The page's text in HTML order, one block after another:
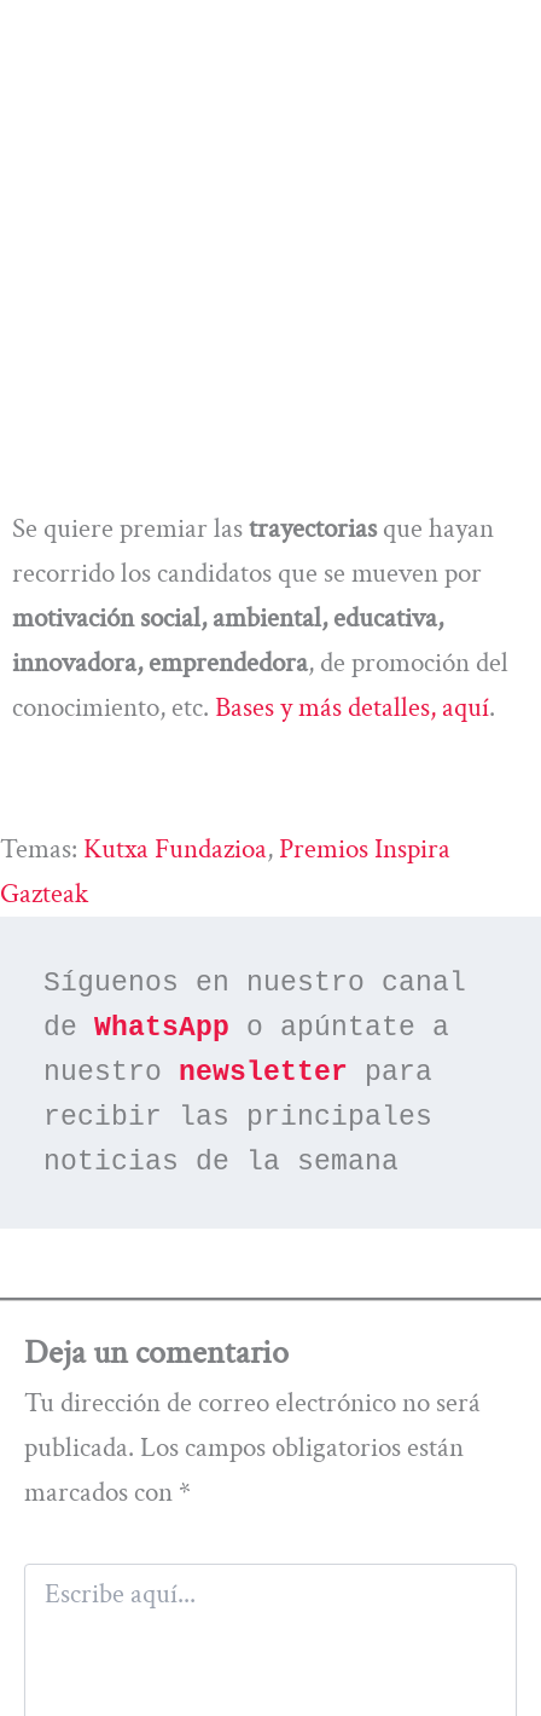
Se quiere premiar lastrayectoriasque hayan
recorrido los candidatos que se mueven por
motivación social, ambiental, educativa,
innovadora, emprendedora, de promoción del
conocimiento, etc. Bases y más detalles, aquí.
Temas: Kutxa Fundazioa, Premios Inspira
Gazteak
Síguenos en nuestro canal
de WhatsApp o apúntate a
nuestro newsletter para
recibir las principales
noticias de la semana
Deja un comentario
Tu dirección de correo electrónico no será
publicada. Los campos obligatorios están
marcados con *
Escribe
aquí...